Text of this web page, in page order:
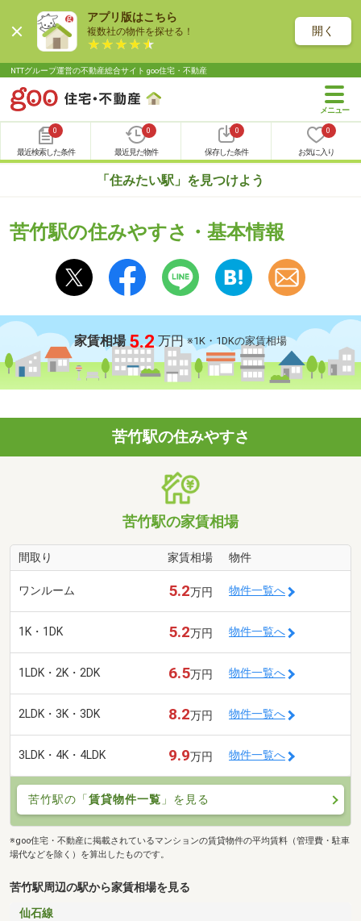
アプリ版はこちら
複数社の物件を探せる！ 開く
NTTグループ運営の不動産総合サイト goo住宅・不動産
0
最近検索した条件
0
最近見た物件
0
保存した条件
0
お気に入り
「住みたい駅」を見つけよう
苦竹駅の住みやすさ・基本情報
家賃相場 5.2 万円 ※1K・1DKの家賃相場
苦竹駅の住みやすさ
苦竹駅の家賃相場
間取り 家賃相場 物件
ワンルーム 5.2万円 物件一覧へ
1K・1DK 5.2万円 物件一覧へ
1LDK・2K・2DK 6.5万円 物件一覧へ
2LDK・3K・3DK 8.2万円 物件一覧へ
3LDK・4K・4LDK 9.9万円 物件一覧へ
苦竹駅の「賃貸物件一覧 」を見る
※goo住宅・不動産に掲載されているマンションの賃貸物件の平均賃料（管理費・駐車
場代などを除く）を算出したものです。
苦竹駅周辺の駅から家賃相場を見る
仙石線